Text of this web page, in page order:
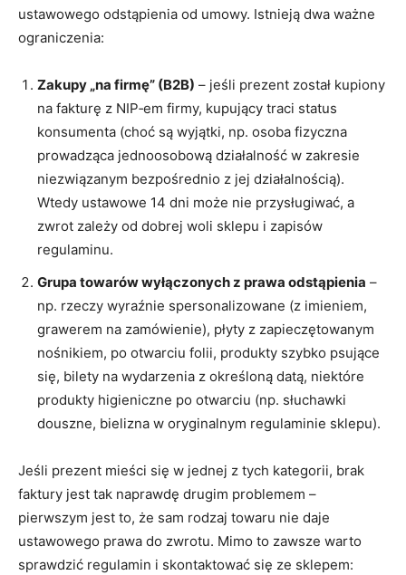
ustawowego odstąpienia od umowy. Istnieją dwa ważne
ograniczenia:
Zakupy „na firmę” (B2B) – jeśli prezent został kupiony
na fakturę z NIP‑em firmy, kupujący traci status
konsumenta (choć są wyjątki, np. osoba fizyczna
prowadząca jednoosobową działalność w zakresie
niezwiązanym bezpośrednio z jej działalnością).
Wtedy ustawowe 14 dni może nie przysługiwać, a
zwrot zależy od dobrej woli sklepu i zapisów
regulaminu.
Grupa towarów wyłączonych z prawa odstąpienia –
np. rzeczy wyraźnie spersonalizowane (z imieniem,
grawerem na zamówienie), płyty z zapieczętowanym
nośnikiem, po otwarciu folii, produkty szybko psujące
się, bilety na wydarzenia z określoną datą, niektóre
produkty higieniczne po otwarciu (np. słuchawki
douszne, bielizna w oryginalnym regulaminie sklepu).
Jeśli prezent mieści się w jednej z tych kategorii, brak
faktury jest tak naprawdę drugim problemem –
pierwszym jest to, że sam rodzaj towaru nie daje
ustawowego prawa do zwrotu. Mimo to zawsze warto
sprawdzić regulamin i skontaktować się ze sklepem: